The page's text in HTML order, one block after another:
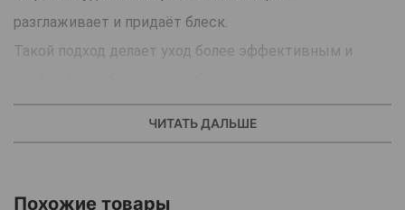
разглаживает и придаёт блеск.
Такой подход делает уход более эффективным и
шерсти.
Щётка оснащена эргономичной ручкой, которая не
питомцем даже при длительном использовании.
ЧИТАТЬ ДАЛЬШЕ
Похожие товары